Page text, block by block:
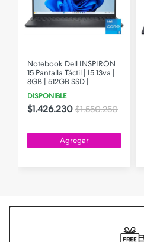
Notebook Dell INSPIRON
15 Pantalla Táctil | I5 13va |
8GB | 512GB SSD |
DISPONIBLE
$1.426.230 $1.550.250
Agregar